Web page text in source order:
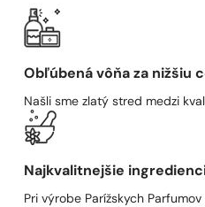
Obľúbená vôňa za nižšiu
Našli sme zlatý stred medzi
Najkvalitnejšie
Pri výrobe Parížskych